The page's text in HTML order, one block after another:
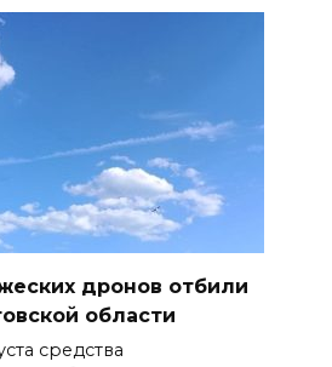
дронов отбили
области
средства